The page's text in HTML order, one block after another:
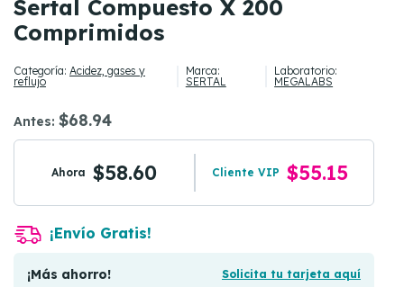
Sertal Compuesto X 200
Comprimidos
Categoría: Acidez, gases y
reflujo
Marca:
SERTAL
Laboratorio:
MEGALABS
Antes: $68.94
Ahora $58.60 Cliente VIP $55.15
¡Envío Gratis!
¡Más ahorro! Solicita tu tarjeta aquí